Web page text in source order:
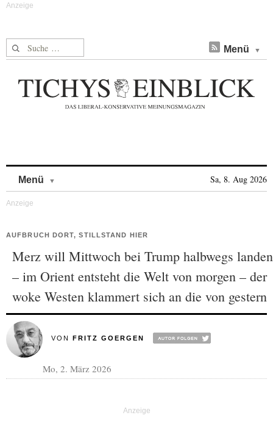
Suche nach: Menü
Menü Sa, 8. Aug 2026
AUFBRUCH DORT, STILLSTAND HIER
Merz will Mittwoch bei Trump halbwegs landen
– im Orient entsteht die Welt von morgen – der
woke Westen klammert sich an die von gestern
VON FRITZ GOERGEN
Mo, 2. März 2026